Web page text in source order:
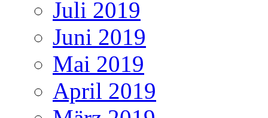
Juli 2019
Juni 2019
Mai 2019
April 2019